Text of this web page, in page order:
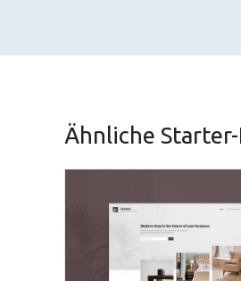
Ähnliche